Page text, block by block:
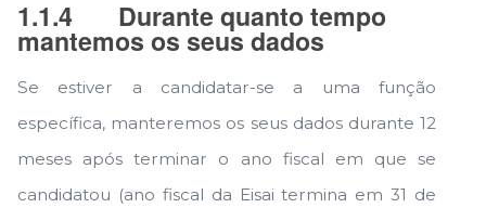
1.1.4 Durante quanto tempo
mantemos os seus dados
Se estiver a candidatar-se a uma função
específica, manteremos os seus dados durante 12
meses após terminar o ano fiscal em que se
candidatou (ano fiscal da Eisai termina em 31 de